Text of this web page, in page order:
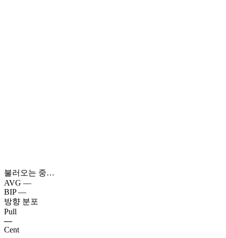
불러오는 중…
AVG —
BIP —
방향 분포
Pull
—
Cent